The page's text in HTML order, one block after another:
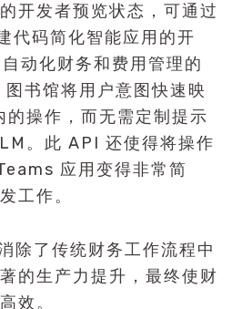
开发者预览状态，可通过
代码简化智能应用的开
动化财务和费用管理的
书馆将用户意图快速映
操作，而无需定制提示
。此 API 还使得将操作
应用变得非常简
工作。
除了传统财务工作流程中
的生产力提升，最终使财
效。